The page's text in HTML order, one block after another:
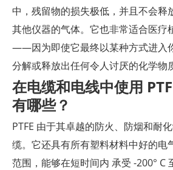
中，残留物的损失极低，并且不会释
其他仪器的气体。它也非常适合医疗
——因为即使它最终以某种方式进入
分解或释放出任何令人讨厌的化学物
在电缆和电线中使用
有哪些？
PTFE 由于其卓越的防火、防烟和耐
缆。它还具有所有塑料材料中好的电
范围，能够在短时间内 承受 -200° C